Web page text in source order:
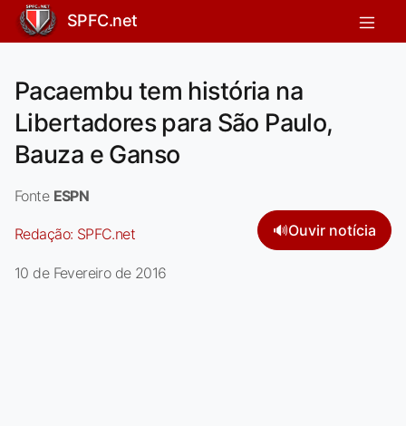
SPFC.net
Pacaembu tem história na
Libertadores para São Paulo,
Bauza e Ganso
Fonte ESPN
Redação: SPFC.net 🔊Ouvir notícia
10 de Fevereiro de 2016